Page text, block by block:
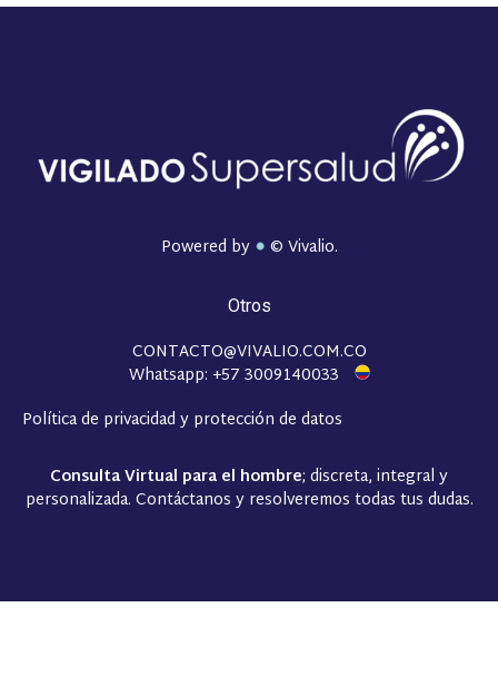
Powered by © Vivalio.
Otros
CONTACTO@VIVALIO.COM.CO
Whatsapp: +57 3009140033
Política de privacidad y protección de datos
Consulta Virtual para el hombre; discreta, integral y
personalizada. Contáctanos y resolveremos todas tus dudas.